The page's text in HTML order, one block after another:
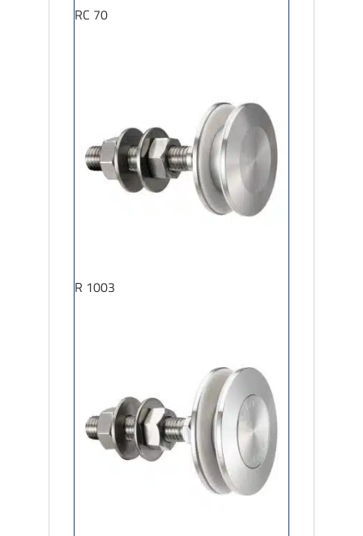
RC 70
R 1003